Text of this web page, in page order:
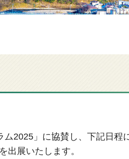
ム2025」 に協賛し、下記日程
出展いたします。